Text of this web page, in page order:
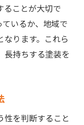
ることが大切で
いるか、地域で
ります。これら
長持ちする塗装を
を判断すること